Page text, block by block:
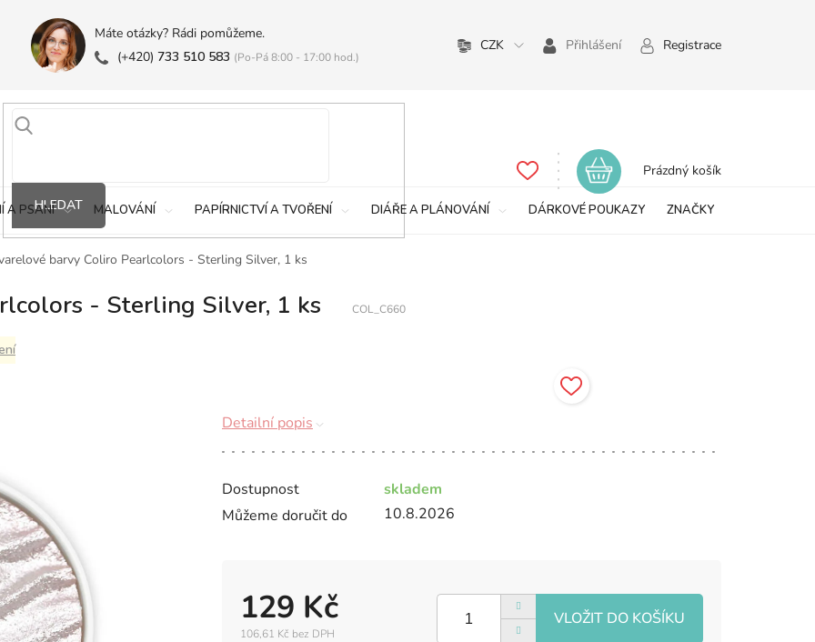
Máte otázky? Rádi pomůžeme.
(+420) 733 510 583 (Po-Pá 8:00 - 17:00 hod.)
CZK Přihlášení Registrace
HLEDAT
Nákupní
Prázdný košík
A PSANÍ MALOVÁNÍ PAPÍRNICTVÍ A TVOŘENÍ DIÁŘE A PLÁNOVÁNÍ DÁRKOVÉ POUKAZY ZNAČKY
barvy Coliro Pearlcolors - Sterling Silver, 1 ks
- Sterling Silver, 1 ks COL_C660
Dostupnost
skladem
Můžeme doručit do
10.8.2026
129 Kč
106,61 Kč bez DPH
Detailní popis